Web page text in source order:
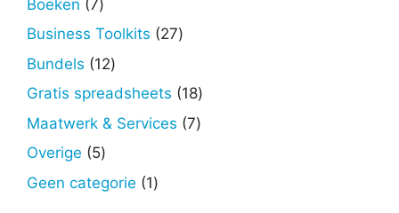
Boeken 7
producten
Business Toolkits 2727
Bundels 1212
producten
Gratis spreadsheets 1818
producten
Maatwerk & Services 77
Overige 55
producten
Geen categorie 11